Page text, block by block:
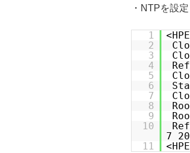
・NTPを設
1
2
3
4
5
6
7
8
9
10
7
11